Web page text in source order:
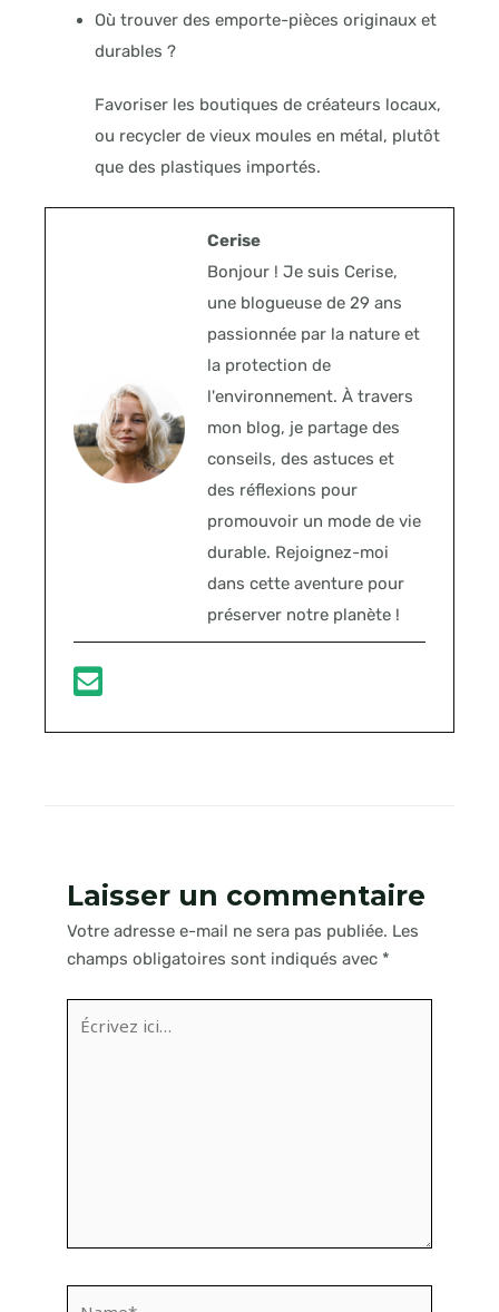
Où trouver des emporte-pièces originaux et
durables ?
Favoriser les boutiques de créateurs locaux,
ou recycler de vieux moules en métal, plutôt
que des plastiques importés.
Cerise
Bonjour ! Je suis Cerise,
une blogueuse de 29 ans
passionnée par la nature et
la protection de
l'environnement. À travers
mon blog, je partage des
conseils, des astuces et
des réflexions pour
promouvoir un mode de vie
durable. Rejoignez-moi
dans cette aventure pour
préserver notre planète !
Laisser un commentaire
Votre adresse e-mail ne sera pas publiée. Les
champs obligatoires sont indiqués avec *
ici…